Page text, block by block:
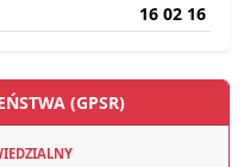
16 02 16
(GPSR)